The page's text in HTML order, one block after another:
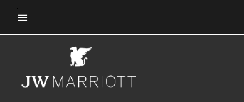
Skip
to菜单文本